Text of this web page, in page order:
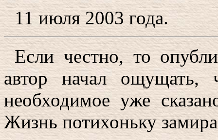
11 июля 2003 года.
Если честно, то
автор начал ощущать,
необходимое уже
Жизнь потихоньку